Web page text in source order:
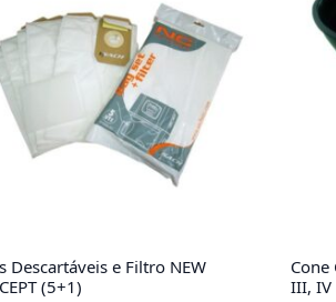
Descartáveis e Filtro NEW
(5+1)
Cone
III, IV